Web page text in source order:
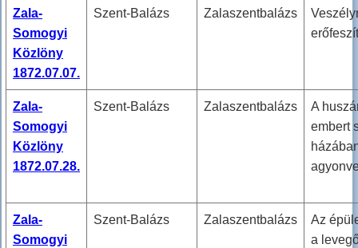
Zala-
Somogyi
Közlöny
1872.07.07.
Szent-Balázs Zalaszentbalázs
Zala-
Somogyi
Közlöny
1872.07.28.
Szent-Balázs Zalaszentbalázs
A
embert
Zala-
Somogyi
Szent-Balázs Zalaszentbalázs
Az
a